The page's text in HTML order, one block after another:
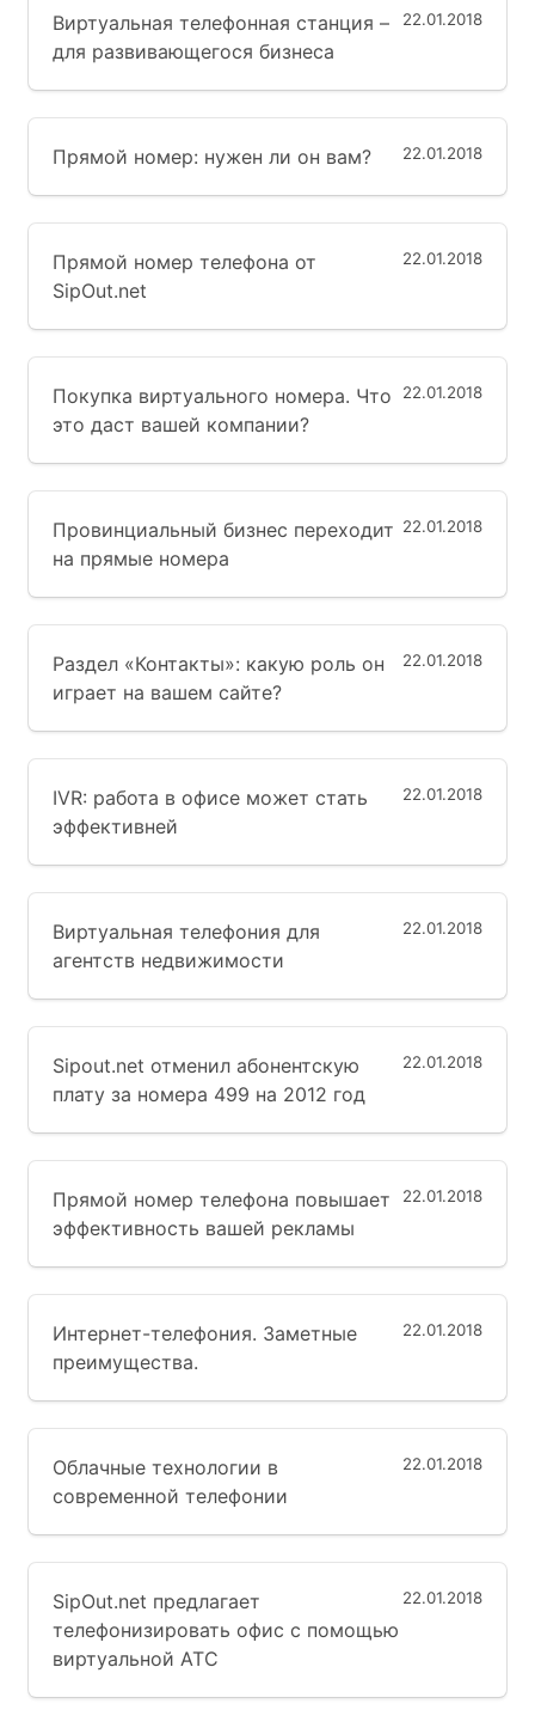
22.01.2018
Виртуальная телефонная станция –
для развивающегося бизнеса
22.01.2018
Прямой номер: нужен ли он вам?
22.01.2018
Прямой номер телефона от
SipOut.net
22.01.2018
Покупка виртуального номера. Что
это даст вашей компании?
22.01.2018
Провинциальный бизнес переходит
на прямые номера
22.01.2018
Раздел «Контакты»: какую роль он
играет на вашем сайте?
22.01.2018
IVR: работа в офисе может стать
эффективней
22.01.2018
Виртуальная телефония для
агентств недвижимости
22.01.2018
Sipout.net отменил абонентскую
плату за номера 499 на 2012 год
22.01.2018
Прямой номер телефона повышает
эффективность вашей рекламы
22.01.2018
Интернет-телефония. Заметные
преимущества.
22.01.2018
Облачные технологии в
современной телефонии
22.01.2018
SipOut.net предлагает
телефонизировать офис с помощью
виртуальной АТС